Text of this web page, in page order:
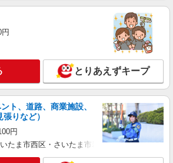
とりあえずキープ
ト、道路、商業施設、
りなど）
円
たま市西区・さいたま市岩槻区・久喜市・蓮田